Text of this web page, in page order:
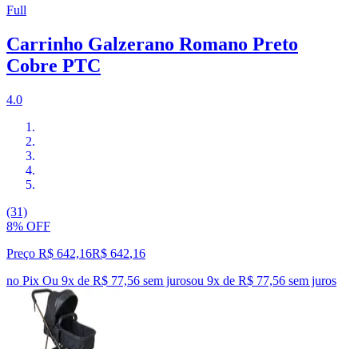
Full
Carrinho Galzerano Romano Preto
Cobre PTC
4.0
(31)
8% OFF
Preço R$ 642,16R$ 642,16
no Pix Ou 9x de R$ 77,56 sem jurosou 9x de R$ 77,56 sem juros